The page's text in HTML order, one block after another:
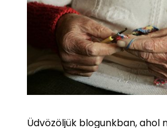
Üdvözöljük blogunkban, ahol